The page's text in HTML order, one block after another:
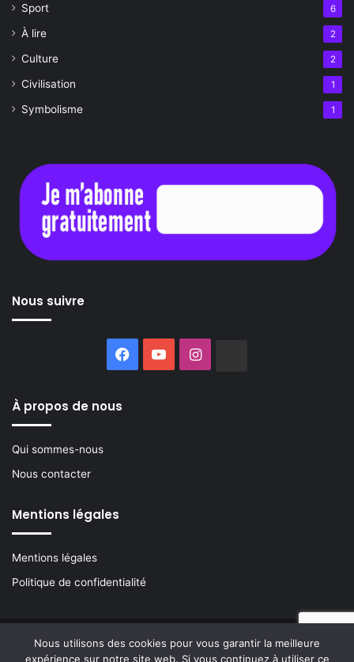
Sport 6
À lire 2
Culture 2
Civilisation 1
Symbolisme 1
Nous suivre
Facebook
YouTubeInstagram
À propos de nous
Qui sommes-nous
Nous contacter
Mentions légales
Mentions légales
Politique de confidentialité
© Copyright 2026, Nouvelle Acropole, tous droits réservés
Nous utilisons des cookies pour vous garantir la meilleure
expérience sur notre site web. Si vous continuez à utiliser ce